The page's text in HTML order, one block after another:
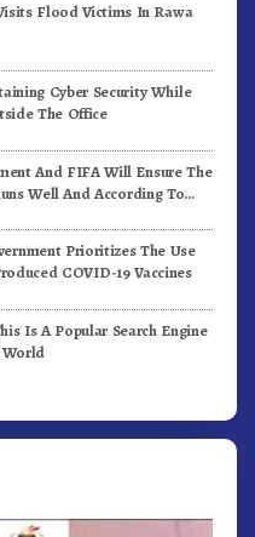
Flood Victims In Rawa
Cyber Security While
The Office
And FIFA Will Ensure The
Well And According To
Prioritizes The Use
COVID-19 Vaccines
Is A Popular Search Engine